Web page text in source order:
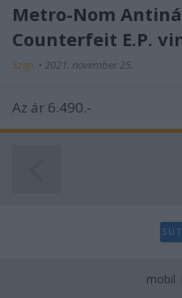
Metro-Nom
Counterfeit E.P.
Szigi. • 2021. november 25.
Az ár 6.490.-
mobil